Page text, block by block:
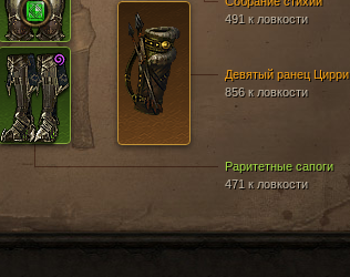
Раритетные сапоги
471 к ловкости
Девятый ранец Цирри
856 к ловкости
491 к ловкости